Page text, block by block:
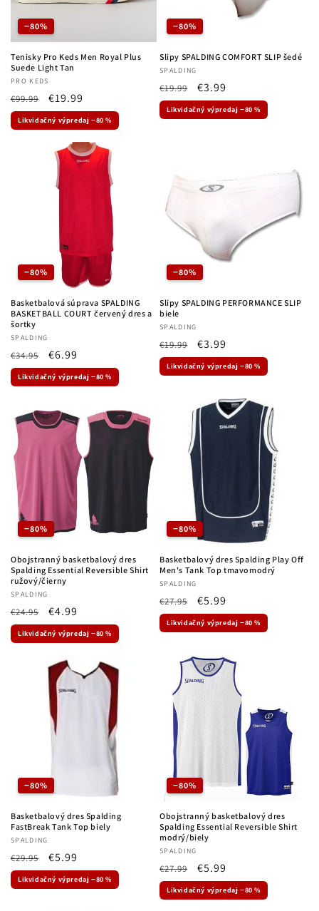
−80%
Tenisky Pro Keds Men Royal Plus
Suede Light Tan
Dodávateľ:
PRO KEDS
Normálna
cena
€99.99
Cena
po
zľave
€19.99
Likvidačný výpredaj −80 %
−80%
Slipy SPALDING COMFORT SLIP šedé
Dodávateľ:
SPALDING
Normálna
cena
€19.99
Cena
po
zľave
€3.99
Likvidačný výpredaj −80 %
−80%
Basketbalová súprava SPALDING
BASKETBALL COURT červený dres a
šortky
Dodávateľ:
SPALDING
Normálna
cena
€34.95
Cena
po
zľave
€6.99
Likvidačný výpredaj −80 %
−80%
Slipy SPALDING PERFORMANCE SLIP
biele
Dodávateľ:
SPALDING
Normálna
cena
€19.99
Cena
po
zľave
€3.99
Likvidačný výpredaj −80 %
−80%
Obojstranný basketbalový dres
Spalding Essential Reversible Shirt
ružový/čierny
Dodávateľ:
SPALDING
Normálna
cena
€24.95
Cena
po
zľave
€4.99
Likvidačný výpredaj −80 %
−80%
Basketbalový dres Spalding Play Off
Men's Tank Top tmavomodrý
Dodávateľ:
SPALDING
Normálna
cena
€27.95
Cena
po
zľave
€5.99
Likvidačný výpredaj −80 %
−80%
Basketbalový dres Spalding
FastBreak Tank Top biely
Dodávateľ:
SPALDING
Normálna
cena
€29.95
Cena
po
zľave
€5.99
Likvidačný výpredaj −80 %
−80%
Obojstranný basketbalový dres
Spalding Essential Reversible Shirt
modrý/biely
Dodávateľ:
SPALDING
Normálna
cena
€27.99
Cena
po
zľave
€5.99
Likvidačný výpredaj −80 %